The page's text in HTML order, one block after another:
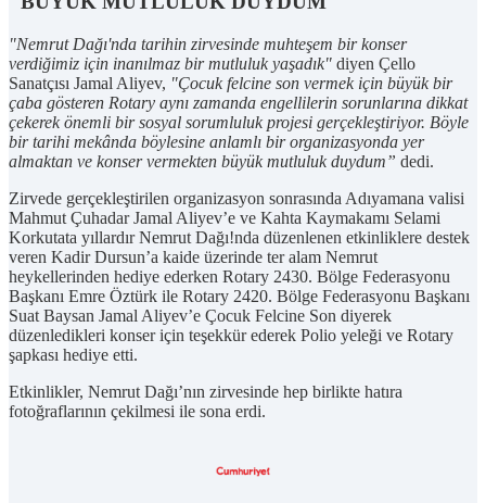
"Nemrut Dağı'nda tarihin zirvesinde muhteşem bir konser
verdiğimiz için inanılmaz bir mutluluk yaşadık" diyen Çello
Sanatçısı Jamal Aliyev, "Çocuk felcine son vermek için büyük bir
çaba gösteren Rotary aynı zamanda engellilerin sorunlarına dikkat
çekerek önemli bir sosyal sorumluluk projesi gerçekleştiriyor. Böyle
bir tarihi mekânda böylesine anlamlı bir organizasyonda yer
almaktan ve konser vermekten büyük mutluluk duydum” dedi.
Zirvede gerçekleştirilen organizasyon sonrasında Adıyamana valisi
Mahmut Çuhadar Jamal Aliyev’e ve Kahta Kaymakamı Selami
Korkutata yıllardır Nemrut Dağı!nda düzenlenen etkinliklere destek
veren Kadir Dursun’a kaide üzerinde ter alam Nemrut
heykellerinden hediye ederken Rotary 2430. Bölge Federasyonu
Başkanı Emre Öztürk ile Rotary 2420. Bölge Federasyonu Başkanı
Suat Baysan Jamal Aliyev’e Çocuk Felcine Son diyerek
düzenledikleri konser için teşekkür ederek Polio yeleği ve Rotary
şapkası hediye etti.
Etkinlikler, Nemrut Dağı’nın zirvesinde hep birlikte hatıra
fotoğraflarının çekilmesi ile sona erdi.